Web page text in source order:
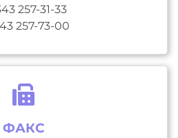
257-31-33
257-73-00
ФАКС